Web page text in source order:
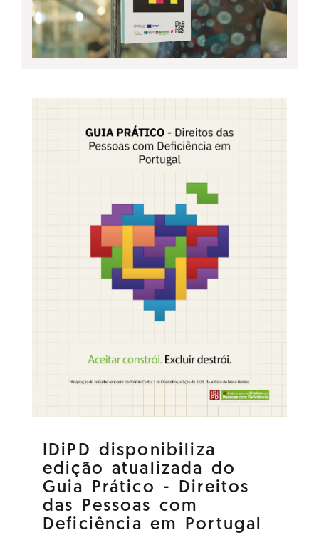
IDiPD disponibiliza
edição atualizada do
Guia Prático - Direitos
das Pessoas com
Deficiência em Portugal